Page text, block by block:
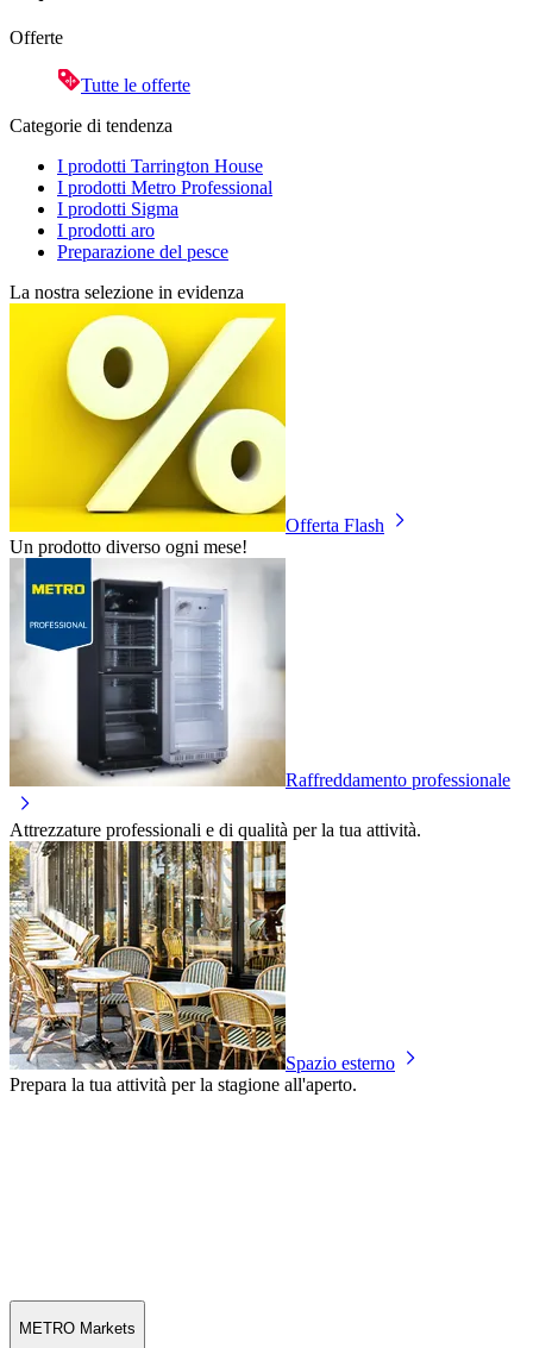
Offerte
Tutte le offerte
Categorie di tendenza
I prodotti Tarrington House
I prodotti Metro Professional
I prodotti Sigma
I prodotti aro
Preparazione del pesce
La nostra selezione in evidenza
Offerta Flash
Un prodotto diverso ogni mese!
Raffreddamento professionale
Attrezzature professionali e di qualità per la tua attività.
Spazio esterno
Prepara la tua attività per la stagione all'aperto.
METRO Markets